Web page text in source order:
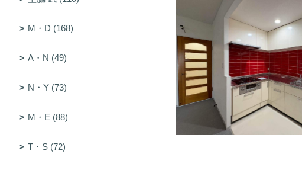
M・D (168)
A・N (49)
N・Y (73)
M・E (88)
T・S (72)